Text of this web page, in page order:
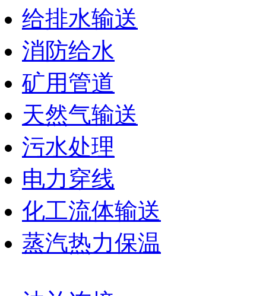
给排水输送
消防给水
矿用管道
天然气输送
污水处理
电力穿线
化工流体输送
蒸汽热力保温